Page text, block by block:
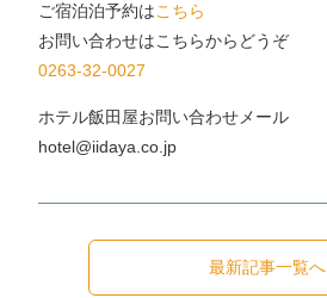
ご宿泊泊予約はこちら
お問い合わせはこちらからどうぞ
0263-32-0027
ホテル飯田屋お問い合わせメール
hotel@iidaya.co.jp
最新記事一覧へ